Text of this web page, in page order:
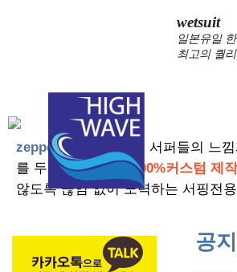
wetsuit
일본유일
최고의 퀄
zeppelin wetsuits
는 서퍼들의 느
를 두고 있습니다.100%커스텀 제작
않도록 끊임 없이 노력하는 서핑전
공